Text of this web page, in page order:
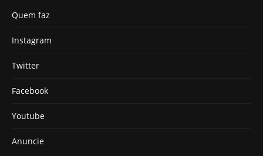
Quem faz
Instagram
Twitter
Facebook
Youtube
Anuncie